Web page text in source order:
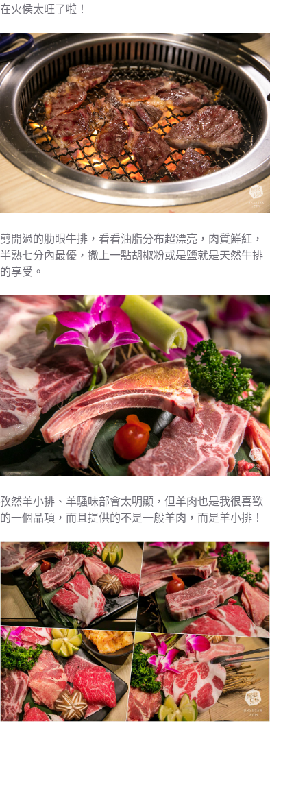
在火侯太旺了啦！
剪開過的肋眼牛排，看看油脂分布超漂亮，肉質鮮紅，
半熟七分內最優，撒上一點胡椒粉或是鹽就是天然牛排
的享受。
孜然羊小排、羊騷味部會太明顯，但羊肉也是我很喜歡
的一個品項，而且提供的不是一般羊肉，而是羊小排！